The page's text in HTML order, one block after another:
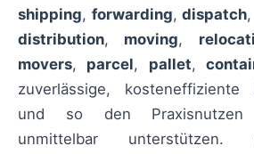
shipping, forwarding, dispatch,
distribution, moving,
movers, parcel, pallet,
zuverlässige, kosteneffiziente
und so den Praxisnutzen
unmittelbar unterstützen.